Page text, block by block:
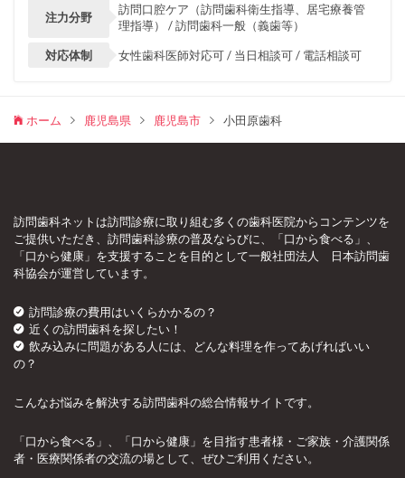
注力分野
訪問口腔ケア（訪問歯科衛生指導、居宅療養管
理指導） / 訪問歯科一般（義歯等）
対応体制 女性歯科医師対応可 / 当日相談可 / 電話相談可
ホーム 鹿児島県 鹿児島市 小田原歯科
訪問歯科ネットは訪問診療に取り組む多くの歯科医院からコンテンツを
ご提供いただき、訪問歯科診療の普及ならびに、「口から食べる」、
「口から健康」を支援することを目的として一般社団法人 日本訪問歯
科協会が運営しています。
訪問診療の費用はいくらかかるの？
近くの訪問歯科を探したい！
飲み込みに問題がある人には、どんな料理を作ってあげればいい
の？
こんなお悩みを解決する訪問歯科の総合情報サイトです。
「口から食べる」、「口から健康」を目指す患者様・ご家族・介護関係
者・医療関係者の交流の場として、ぜひご利用ください。